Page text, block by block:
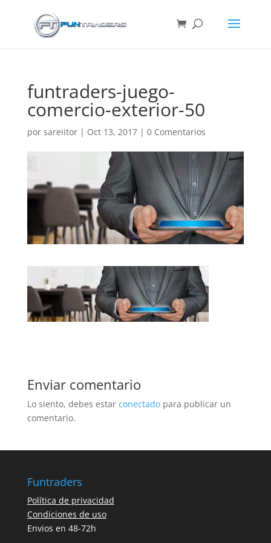
funtraders-juego-
comercio-exterior-50
por sareiitor| Oct 13, 2017| 0 Comentarios
Enviar comentario
Lo siento, debes estar conectadopara publicar un
comentario.
Funtraders
Política de privacidad
Condiciones de uso
Envios en 48-72h